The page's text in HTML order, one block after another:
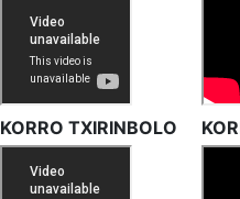
KORRO TXIRINBOLO